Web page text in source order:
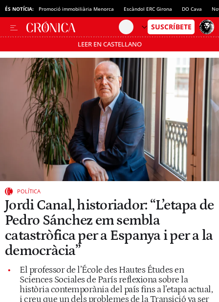
ÉS NOTÍCIA: Promoció immobiliària Menorca Escàndol ERC Girona DO Cava
LEER EN CASTELLANO
Passa’t al mode estalvi
POLÍTICA
Jordi Canal, historiador: “L’etapa de
Pedro Sánchez em sembla
catastròfica per a Espanya i per a la
democràcia”
El professor de l’École des Hautes Études en
Sciences Sociales de París reflexiona sobre la
història contemporània del país fins a l’etapa actual,
i creu que un dels problemes de la Transició va ser